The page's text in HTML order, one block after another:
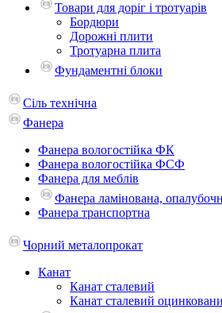
Товари для доріг і тротуарів
Бордюри
Дорожні плити
Тротуарна плита
Фундаментні блоки
Сіль технічна
Фанера
Фанера вологостійка ФК
Фанера вологостійка ФСФ
Фанера для меблів
Фанера ламінована,
Фанера транспортна
Чорний металопрокат
Канат
Канат сталевий
Канат сталевий